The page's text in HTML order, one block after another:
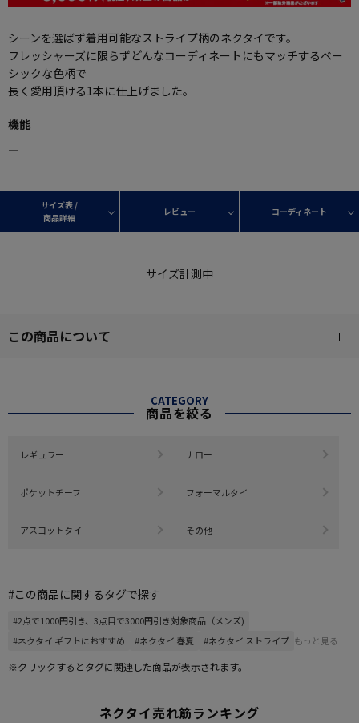
シーンを選ばず着用可能なストライプ柄のネクタイです。
フレッシャーズに限らずどんなコーディネートにもマッチするベー
シックな色柄で
長く愛用頂ける1本に仕上げました。
機能
―
サイズ表 /
商品詳細
レビュー コーディネート
サイズ計測中
この商品について
CATEGORY
商品を絞る
レギュラー ナロー
ポケットチーフ フォーマルタイ
アスコットタイ その他
#この商品に関するタグで探す
#2点で1000円引き、3点目で3000円引き対象商品（メンズ)
#ネクタイ ギフトにおすすめ
#ネクタイ 春夏 #ネクタイ ストライプ もっと見る
※クリックするとタグに関連した商品が表示されます。
ネクタイ売れ筋ランキング